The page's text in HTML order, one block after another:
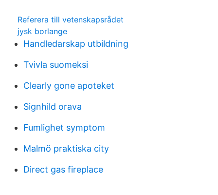
Referera till vetenskapsrådet
jysk borlange
Handledarskap utbildning
Tvivla suomeksi
Clearly gone apoteket
Signhild orava
Fumlighet symptom
Malmö praktiska city
Direct gas fireplace